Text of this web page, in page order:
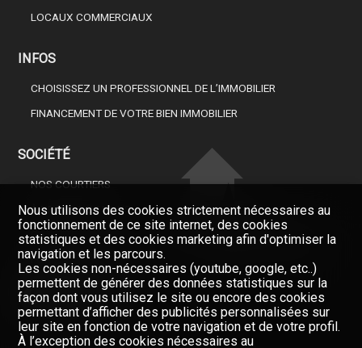
LOCAUX COMMERCIAUX
INFOS
CHOISISSEZ UN PROFESSIONNEL DE L’IMMOBILIER
FINANCEMENT DE VOTRE BIEN IMMOBILIER
SOCIÉTÉ
NOS COURTIERS
À PROPOS DE NOUS
GAZETTE
FORMULAIRE DE CONTACT
Restez informés, enregistrez-
vous à notre newsletter
Newsletter
Nous utilisons des cookies strictement nécessaires au
fonctionnement de ce site internet, des cookies
statistiques et des cookies marketing afin d'optimiser la
navigation et les parcours.
Les cookies non-nécessaires (youtube, google, etc..)
permettent de générer des données statistiques sur la
façon dont vous utilisez le site ou encore des cookies
permettant d’afficher des publicités personnalisées sur
leur site en fonction de votre navigation et de votre profil.
À l’exception des cookies nécessaires au